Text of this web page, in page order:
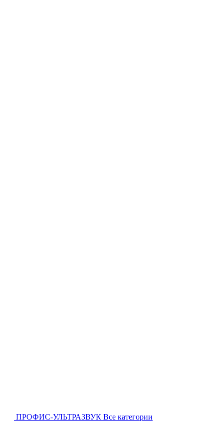
ПРОФИС-УЛЬТРАЗВУК Все категории